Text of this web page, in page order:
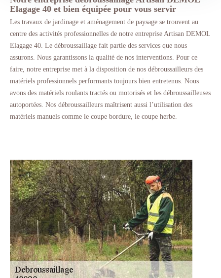
Elagage 40 et bien équipée pour vous servir
Les travaux de jardinage et aménagement de paysage se trouvent au
centre des activités professionnelles de notre entreprise Artisan DEMOL
Elagage 40. Le débroussaillage fait partie des services que nous
assurons. Nous garantissons la qualité de nos interventions. Pour ce
faire, notre entreprise met à la disposition de nos débroussailleurs des
matériels professionnels performants toujours bien entretenus. Nous
avons des matériels roulants tractés ou motorisés et les débroussailleuses
autoportées. Nos débroussailleurs maîtrisent aussi l’utilisation des
matériels manuels comme le coupe bordure, le coupe herbe.